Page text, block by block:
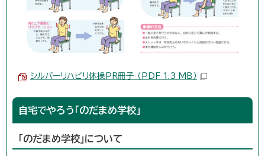
シルバーリハビリ体操PR冊子 （PDF 1.3 MB）
自宅でやろう「のだまめ学校」
「のだまめ学校」について